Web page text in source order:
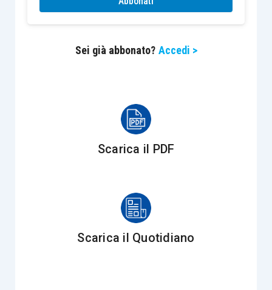
mantenga o meno la qualifica di imprenditore
avente ad oggettol’unica azienda del
, sicché i canoni dal medesimo
percepiti, nella misura in cui remunerano il
godimento del compendio aziendale, devono
essere fiscalmente considerati alla
. In particolare, per quest’ultima
disposizione del Tuir, il canone percepito
dall’imprenditore individuale che ha
l’unica azienda è qualificabile, ai fini Irpef, come
Sei già abbonato? Accedi >
Scarica il PDF
Scarica il Quotidiano